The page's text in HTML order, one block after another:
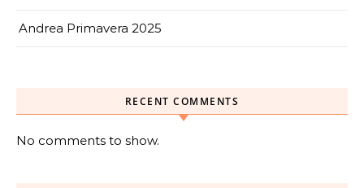
Andrea Primavera 2025
RECENT COMMENTS
No comments to show.